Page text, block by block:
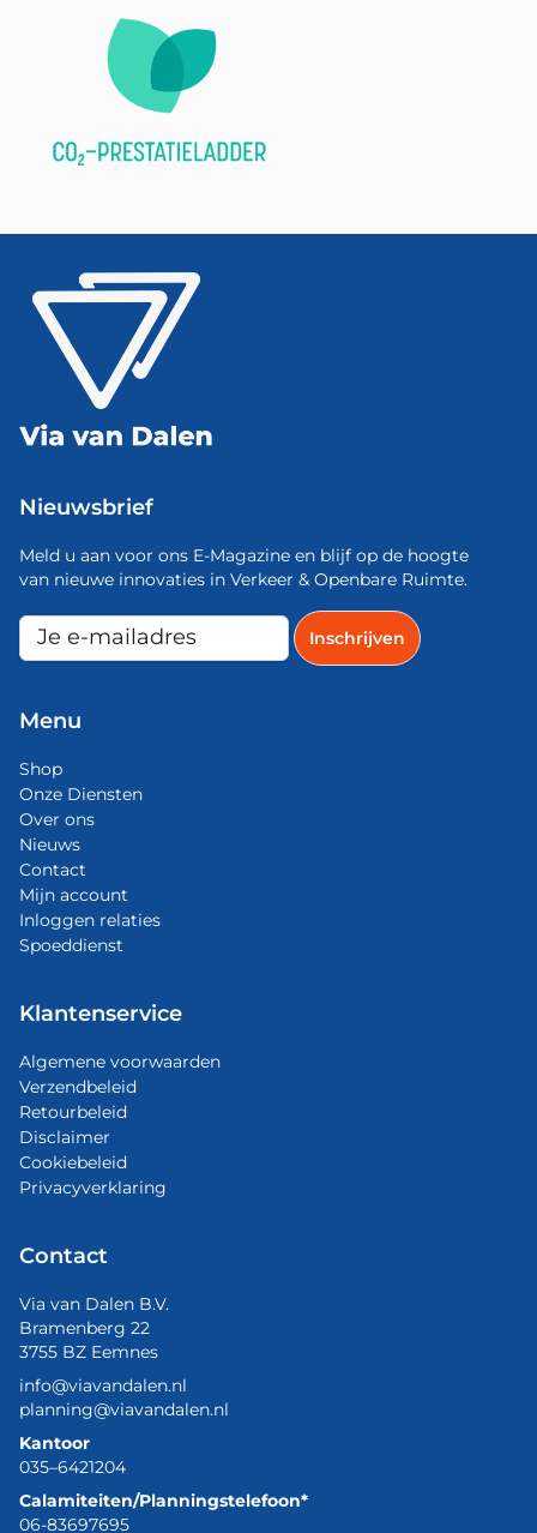
Nieuwsbrief
Meld u aan voor ons E-Magazine en blijf op de hoogte
van nieuwe innovaties in Verkeer & Openbare Ruimte.
Menu
Shop
Onze Diensten
Over ons
Nieuws
Contact
Mijn account
Inloggen relaties
Spoeddienst
Klantenservice
Algemene voorwaarden
Verzendbeleid
Retourbeleid
Disclaimer
Cookiebeleid
Privacyverklaring
Contact
Via van Dalen B.V.
Bramenberg 22
3755 BZ Eemnes
info@viavandalen.nl
planning@viavandalen.nl
Kantoor
035–6421204
Calamiteiten/Planningstelefoon*
06-83697695